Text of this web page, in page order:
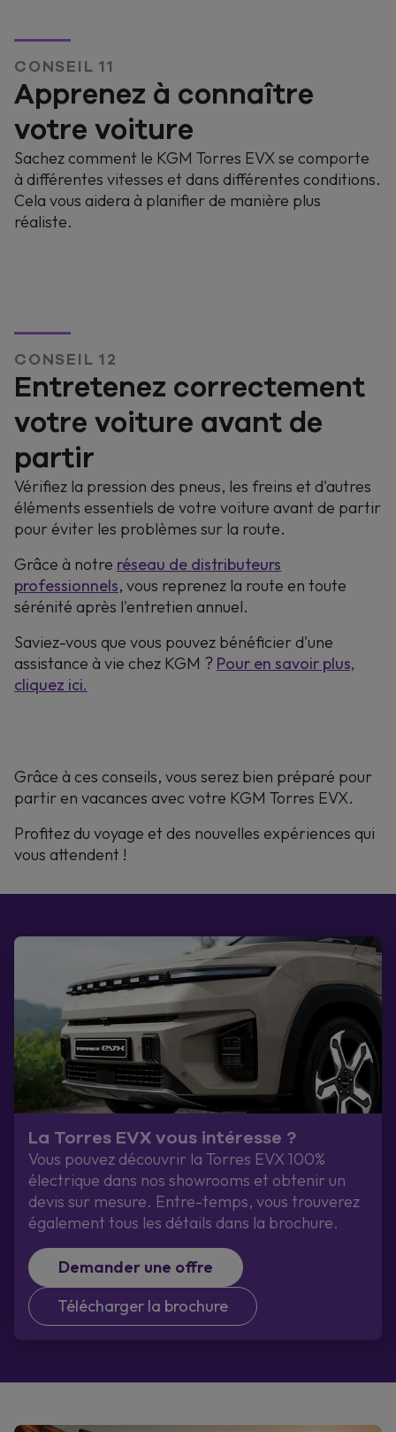
CONSEIL 11
Apprenez à connaître
votre voiture
Sachez comment le KGM Torres EVX se comporte
à différentes vitesses et dans différentes conditions.
Cela vous aidera à planifier de manière plus
réaliste.
CONSEIL 12
Entretenez correctement
votre voiture avant de
partir
Vérifiez la pression des pneus, les freins et d'autres
éléments essentiels de votre voiture avant de partir
pour éviter les problèmes sur la route.
Grâce à notre réseau de distributeurs
professionnels, vous reprenez la route en toute
sérénité après l'entretien annuel.
Saviez-vous que vous pouvez bénéficier d'une
assistance à vie chez KGM ? Pour en savoir plus,
cliquez ici.
Grâce à ces conseils, vous serez bien préparé pour
partir en vacances avec votre KGM Torres EVX.
Profitez du voyage et des nouvelles expériences qui
vous attendent !
La Torres EVX vous intéresse ?
Vous pouvez découvrir la Torres EVX 100%
électrique dans nos showrooms et obtenir un
devis sur mesure. Entre-temps, vous trouverez
également tous les détails dans la brochure.
Demander une offre
Télécharger la brochure